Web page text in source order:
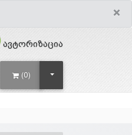
×
ავტორიზაცია
(0) TOGGLE DROPDOWN